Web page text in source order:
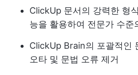
ClickUp 문서의 강력한 형
능을 활용하여 전문가 수준
ClickUp Brain의 포괄적인
오타 및 문법 오류 제거